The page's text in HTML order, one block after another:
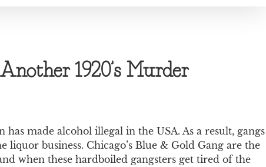
1920’s Murder
has made alcohol illegal in the USA. As a result, gangs
liquor business. Chicago’s Blue & Gold Gang are the
when these hardboiled gangsters get tired of the